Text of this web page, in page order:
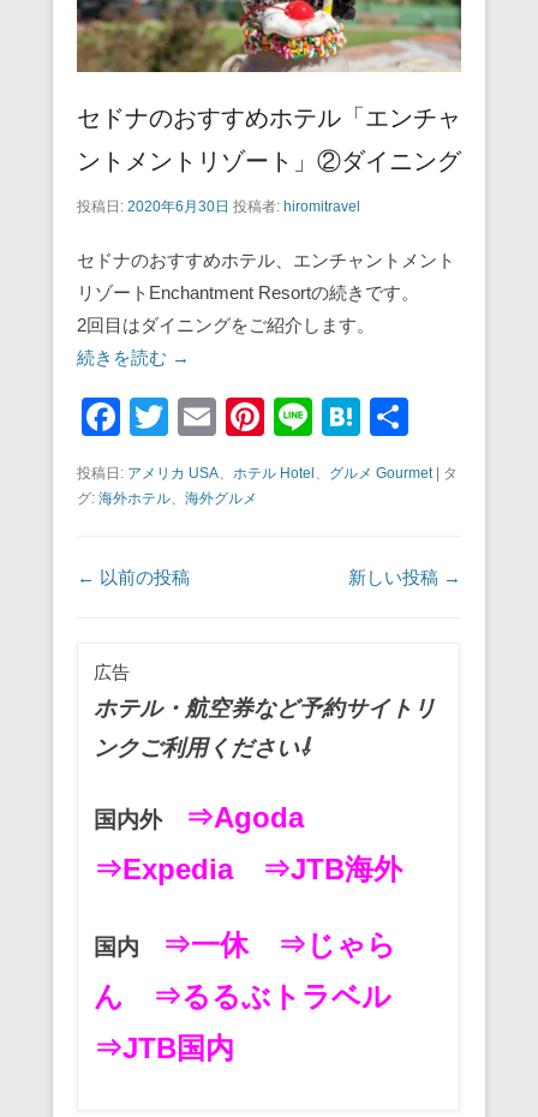
セドナのおすすめホテル「エンチャ
ントメントリゾート」②ダイニング
投稿日: 2020年6月30日 投稿者: hiromitravel
セドナのおすすめホテル、エンチャントメント
リゾートEnchantment Resortの続きです。
2回目はダイニングをご紹介します。
続きを読む →
F
c
b
k
T
tt
E
ail
Pi
er
Li
e
H
e
a
投稿日: アメリカ USA、 ホテル Hotel 、 グルメ Gourmet| タ
グ: 海外ホテル、 海外グルメ
投稿ナビゲーション
← 以前の投稿 新しい投稿 →
広告
ホテル・航空券など予約サイトリ
ンクご利用ください⇩
国内外
⇒Agoda
⇒Expedia
⇒JTB海外
国内 ⇒一休
⇒じゃら
ん
⇒るるぶトラベル
⇒JTB国内